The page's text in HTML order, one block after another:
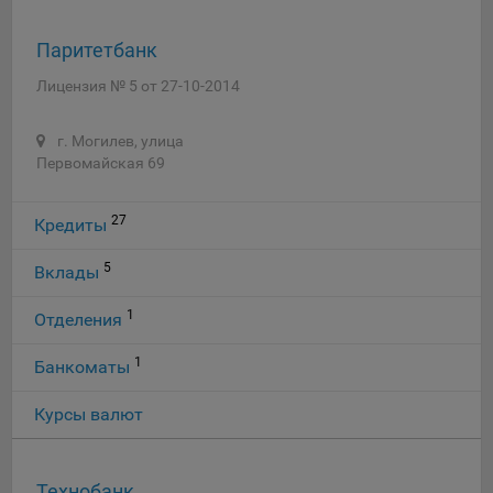
сервис показа контекстной рекламы. Адрес: Yandex
Europe AG, Werftestrasse 4, CH-6005 Luzern, Switzerland.
Google Ads - сервис показа контекстной рекламы,
House Barrow Street Dublin 4, D04E5W5 Ireland.
Паритетбанк
Лицензия № 5 от 27-10-2014
г. Могилев, улица
Первомайская 69
Кредиты 27
Вклады 5
Отделения 1
Банкоматы 1
Курсы валют